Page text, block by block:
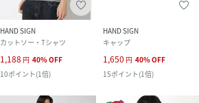
HAND SIGN
カットソー・Tシャツ
1,188 円 40%OFF
10ポイント(1倍)
HAND SIGN
キャップ
1,650 円 40%OFF
15ポイント(1倍)